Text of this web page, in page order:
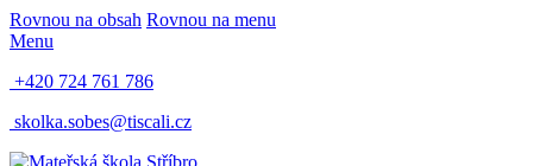
Rovnou na obsah Rovnou na menu
Menu
+420 724 761 786
skolka.sobes@tiscali.cz